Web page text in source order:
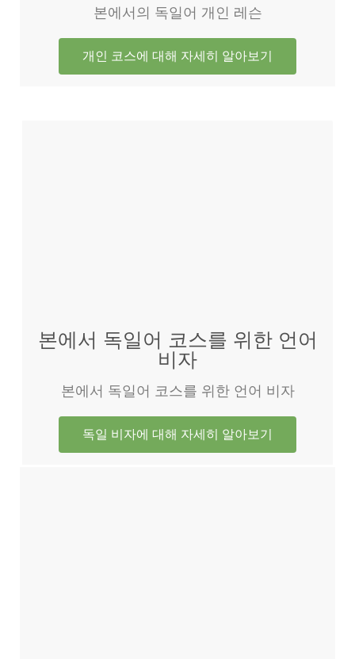
본에서의 독일어 개인 레슨
개인 코스에 대해 자세히 알아보기
본에서 독일어 코스를 위한 언어
비자
본에서 독일어 코스를 위한 언어 비자
독일 비자에 대해 자세히 알아보기